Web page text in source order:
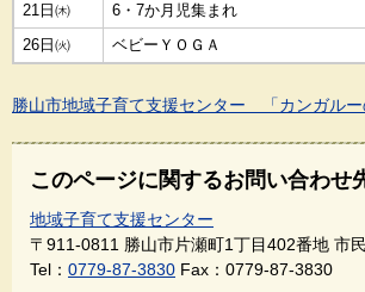
21日㈭
6・7か月児集まれ
26日㈫
ベビーＹＯＧＡ
勝山市地域子育て支援センター 「カンガルー
このページに関するお問い合わせ
地域子育て支援センター
〒911-0811 勝山市片瀬町1丁目402番地 市
Tel： 0779-87-3830 Fax：0779-87-3830